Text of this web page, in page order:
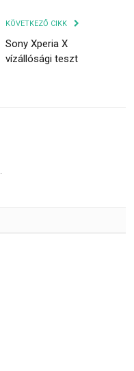
KÖVETKEZŐ CIKK
Sony Xperia X
vízállósági teszt